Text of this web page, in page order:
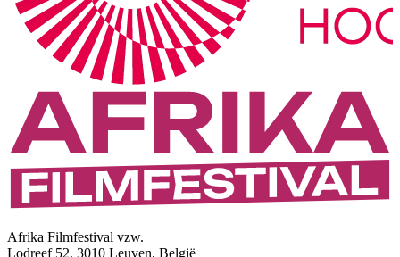
Afrika Filmfestival vzw.
Lodreef 52, 3010 Leuven, België